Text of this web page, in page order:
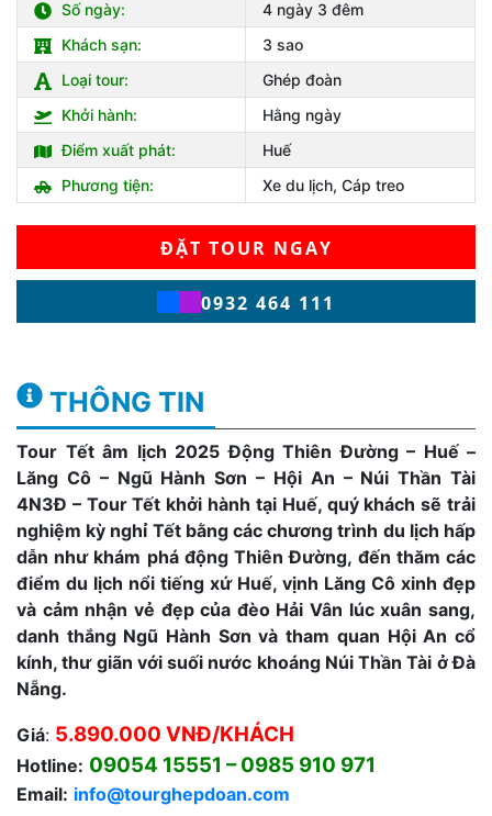
Số ngày:
4 ngày 3 đêm
Khách sạn:
3 sao
Loại tour:
Ghép đoàn
Khởi hành:
Hằng ngày
Điểm xuất phát:
Huế
Phương tiện:
Xe du lịch, Cáp treo
ĐẶT TOUR NGAY
0932 464 111
THÔNG TIN
Tour Tết âm lịch 2025 Động Thiên Đường – Huế –
Lăng Cô – Ngũ Hành Sơn – Hội An – Núi Thần Tài
4N3Đ – Tour Tết khởi hành tại Huế, quý khách sẽ trải
nghiệm kỳ nghỉ Tết bằng các chương trình du lịch hấp
dẫn như khám phá động Thiên Đường, đến thăm các
điểm du lịch nổi tiếng xứ Huế, vịnh Lăng Cô xinh đẹp
và cảm nhận vẻ đẹp của đèo Hải Vân lúc xuân sang,
danh thắng Ngũ Hành Sơn và tham quan Hội An cổ
kính, thư giãn với suối nước khoáng Núi Thần Tài ở Đà
Nẵng.
Giá: 5.890.000 VNĐ/KHÁCH
Hotline: 09054 15551 – 0985 910 971
Email: info@tourghepdoan.com